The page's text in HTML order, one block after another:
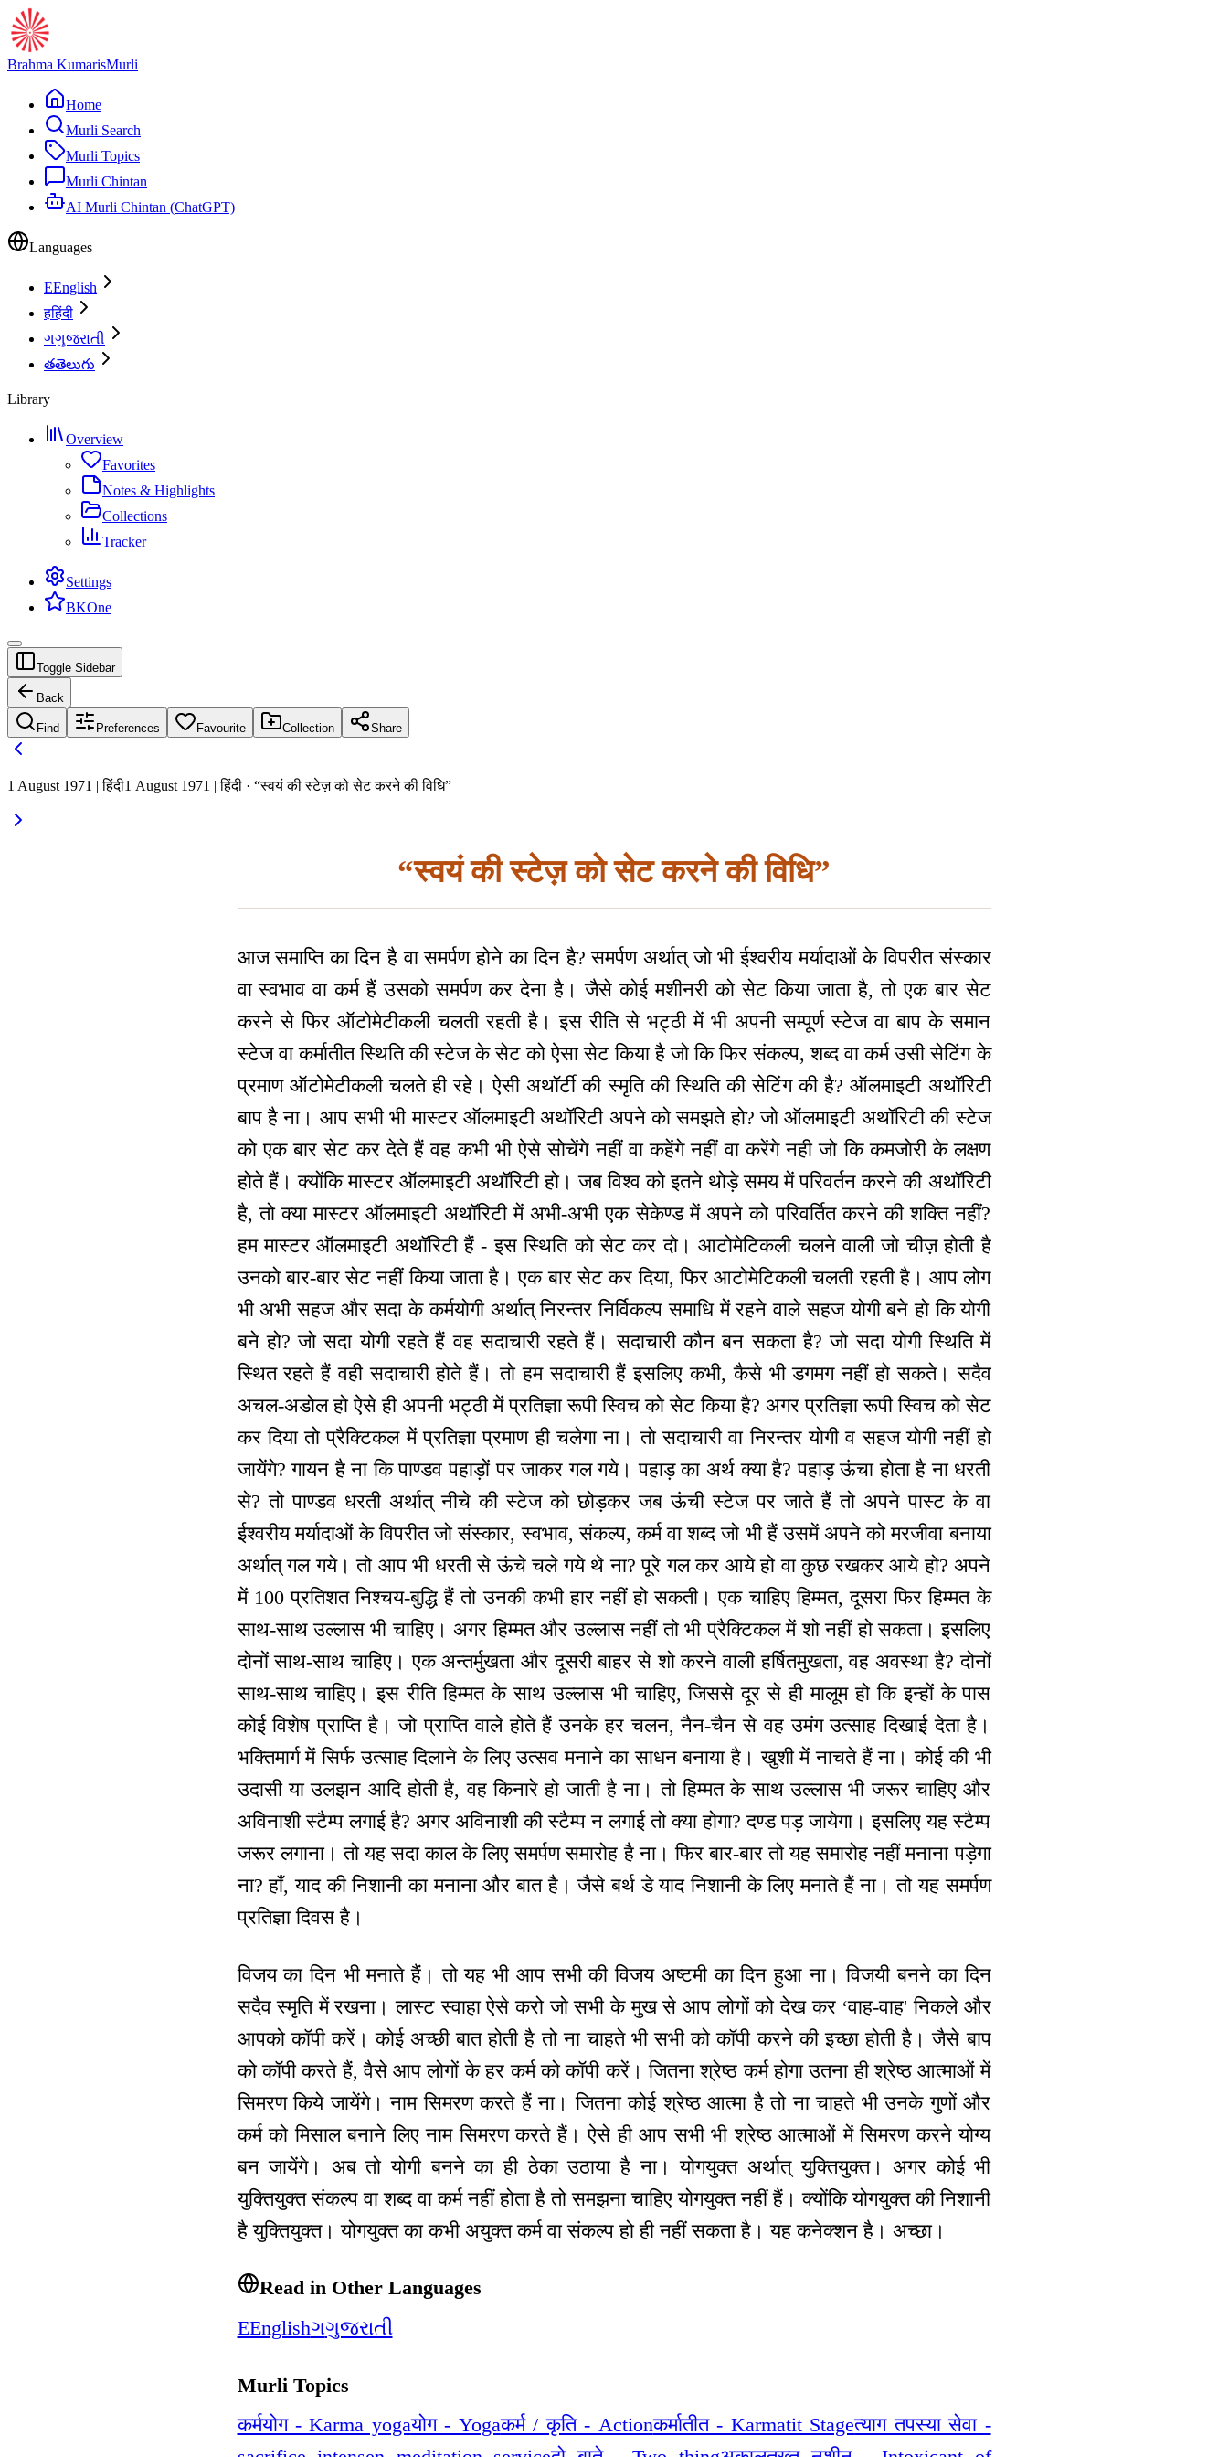
Brahma KumarisMurli
Home
Murli Search
Murli Topics
Murli Chintan
AI Murli Chintan (ChatGPT)
Languages
EEnglish
हहिंदी
ગગુજરાતી
తతెలుగు
Library
Overview
Favorites
Notes & Highlights
Collections
Tracker
Settings
BKOne
Toggle Sidebar
Back
Find Preferences Favourite Collection Share
1 August 1971 | हिंदी1 August 1971 | हिंदी · “स्वयं की स्टेज़ को सेट करने की विधि”
“स्वयं की स्टेज़ को सेट करने की विधि”
आज समाप्ति का दिन है वा समर्पण होने का दिन है? समर्पण अर्थात् जो भी ईश्वरीय मर्यादाओं के विपरीत संस्कार
वा स्वभाव वा कर्म हैं उसको समर्पण कर देना है। जैसे कोई मशीनरी को सेट किया जाता है, तो एक बार सेट
करने से फिर ऑटोमेटीकली चलती रहती है। इस रीति से भट्ठी में भी अपनी सम्पूर्ण स्टेज वा बाप के समान
स्टेज वा कर्मातीत स्थिति की स्टेज के सेट को ऐसा सेट किया है जो कि फिर संकल्प, शब्द वा कर्म उसी सेटिंग के
प्रमाण ऑटोमेटीकली चलते ही रहे। ऐसी अथॉर्टी की स्मृति की स्थिति की सेटिंग की है? ऑलमाइटी अथॉरिटी
बाप है ना। आप सभी भी मास्टर ऑलमाइटी अथॉरिटी अपने को समझते हो? जो ऑलमाइटी अथॉरिटी की स्टेज
को एक बार सेट कर देते हैं वह कभी भी ऐसे सोचेंगे नहीं वा कहेंगे नहीं वा करेंगे नही जो कि कमजोरी के लक्षण
होते हैं। क्योंकि मास्टर ऑलमाइटी अथॉरिटी हो। जब विश्व को इतने थोड़े समय में परिवर्तन करने की अथॉरिटी
है, तो क्या मास्टर ऑलमाइटी अथॉरिटी में अभी-अभी एक सेकेण्ड में अपने को परिवर्तित करने की शक्ति नहीं?
हम मास्टर ऑलमाइटी अथॉरिटी हैं - इस स्थिति को सेट कर दो। आटोमेटिकली चलने वाली जो चीज़ होती है
उनको बार-बार सेट नहीं किया जाता है। एक बार सेट कर दिया, फिर आटोमेटिकली चलती रहती है। आप लोग
भी अभी सहज और सदा के कर्मयोगी अर्थात् निरन्तर निर्विकल्प समाधि में रहने वाले सहज योगी बने हो कि योगी
बने हो? जो सदा योगी रहते हैं वह सदाचारी रहते हैं। सदाचारी कौन बन सकता है? जो सदा योगी स्थिति में
स्थित रहते हैं वही सदाचारी होते हैं। तो हम सदाचारी हैं इसलिए कभी, कैसे भी डगमग नहीं हो सकते। सदैव
अचल-अडोल हो ऐसे ही अपनी भट्ठी में प्रतिज्ञा रूपी स्विच को सेट किया है? अगर प्रतिज्ञा रूपी स्विच को सेट
कर दिया तो प्रैक्टिकल में प्रतिज्ञा प्रमाण ही चलेगा ना। तो सदाचारी वा निरन्तर योगी व सहज योगी नहीं हो
जायेंगे? गायन है ना कि पाण्डव पहाड़ों पर जाकर गल गये। पहाड़ का अर्थ क्या है? पहाड़ ऊंचा होता है ना धरती
से? तो पाण्डव धरती अर्थात् नीचे की स्टेज को छोड़कर जब ऊंची स्टेज पर जाते हैं तो अपने पास्ट के वा
ईश्वरीय मर्यादाओं के विपरीत जो संस्कार, स्वभाव, संकल्प, कर्म वा शब्द जो भी हैं उसमें अपने को मरजीवा बनाया
अर्थात् गल गये। तो आप भी धरती से ऊंचे चले गये थे ना? पूरे गल कर आये हो वा कुछ रखकर आये हो? अपने
में 100 प्रतिशत निश्चय-बुद्धि हैं तो उनकी कभी हार नहीं हो सकती। एक चाहिए हिम्मत, दूसरा फिर हिम्मत के
साथ-साथ उल्लास भी चाहिए। अगर हिम्मत और उल्लास नहीं तो भी प्रैक्टिकल में शो नहीं हो सकता। इसलिए
दोनों साथ-साथ चाहिए। एक अन्तर्मुखता और दूसरी बाहर से शो करने वाली हर्षितमुखता, वह अवस्था है? दोनों
साथ-साथ चाहिए। इस रीति हिम्मत के साथ उल्लास भी चाहिए, जिससे दूर से ही मालूम हो कि इन्हों के पास
कोई विशेष प्राप्ति है। जो प्राप्ति वाले होते हैं उनके हर चलन, नैन-चैन से वह उमंग उत्साह दिखाई देता है।
भक्तिमार्ग में सिर्फ उत्साह दिलाने के लिए उत्सव मनाने का साधन बनाया है। खुशी में नाचते हैं ना। कोई की भी
उदासी या उलझन आदि होती है, वह किनारे हो जाती है ना। तो हिम्मत के साथ उल्लास भी जरूर चाहिए और
अविनाशी स्टैम्प लगाई है? अगर अविनाशी की स्टैम्प न लगाई तो क्या होगा? दण्ड पड़ जायेगा। इसलिए यह स्टैम्प
जरूर लगाना। तो यह सदा काल के लिए समर्पण समारोह है ना। फिर बार-बार तो यह समारोह नहीं मनाना पड़ेगा
ना? हाँ, याद की निशानी का मनाना और बात है। जैसे बर्थ डे याद निशानी के लिए मनाते हैं ना। तो यह समर्पण
प्रतिज्ञा दिवस है।
विजय का दिन भी मनाते हैं। तो यह भी आप सभी की विजय अष्टमी का दिन हुआ ना। विजयी बनने का दिन
सदैव स्मृति में रखना। लास्ट स्वाहा ऐसे करो जो सभी के मुख से आप लोगों को देख कर ‘वाह-वाह' निकले और
आपको कॉपी करें। कोई अच्छी बात होती है तो ना चाहते भी सभी को कॉपी करने की इच्छा होती है। जैसे बाप
को कॉपी करते हैं, वैसे आप लोगों के हर कर्म को कॉपी करें। जितना श्रेष्ठ कर्म होगा उतना ही श्रेष्ठ आत्माओं में
सिमरण किये जायेंगे। नाम सिमरण करते हैं ना। जितना कोई श्रेष्ठ आत्मा है तो ना चाहते भी उनके गुणों और
कर्म को मिसाल बनाने लिए नाम सिमरण करते हैं। ऐसे ही आप सभी भी श्रेष्ठ आत्माओं में सिमरण करने योग्य
बन जायेंगे। अब तो योगी बनने का ही ठेका उठाया है ना। योगयुक्त अर्थात् युक्तियुक्त। अगर कोई भी
युक्तियुक्त संकल्प वा शब्द वा कर्म नहीं होता है तो समझना चाहिए योगयुक्त नहीं हैं। क्योंकि योगयुक्त की निशानी
है युक्तियुक्त। योगयुक्त का कभी अयुक्त कर्म वा संकल्प हो ही नहीं सकता है। यह कनेक्शन है। अच्छा।
Read in Other Languages
EEnglishગગુજરાતી
Murli Topics
कर्मयोग - Karma yogaयोग - Yogaकर्म / कृति - Actionकर्मातीत - Karmatit Stageत्याग तपस्या सेवा -